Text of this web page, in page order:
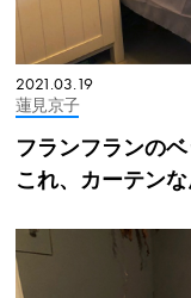
2021.03.19
蓮見京子
フランフランの
これ、カーテン